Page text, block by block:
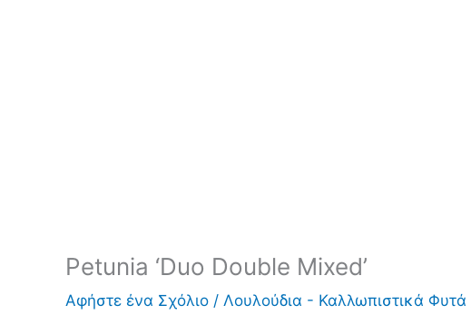
Petunia ‘Duo Double Mixed’
Αφήστε ένα Σχόλιο / Λουλούδια - Καλλωπιστικά Φυτά